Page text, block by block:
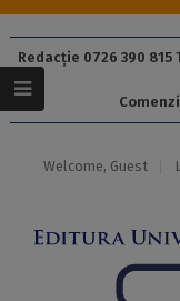
Redacție 0726 390
Welcome, Guest